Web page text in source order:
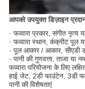
आपको उपयुक्त डिज़ाइन
· फव्वारा प्रकार, संगीत नृत्य
· फव्वारा स्थान, कंक्रीट पूल
· पूल आकार / आकार, सीएडी
· पानी की गुणवत्ता, ताजा या
फव्वारा परियोजना के लिए
हाई जेट, 2डी फाउंटेन, 3डी
पानी की विशेषताएं